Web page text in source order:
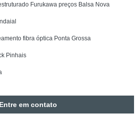
Furukawa preços Balsa Nova
fibra óptica Ponta Grossa
Pinhais
Entre em contato